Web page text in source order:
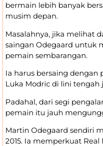
bermain lebih banyak
musim depan.
Masalahnya, jika melihat
saingan Odegaard untuk
pemain sembarangan.
Ia harus bersaing dengan
Luka Modric di lini
Padahal, dari segi
pemain itu jauh
Martin Odegaard sendiri
2015. Ia memperkuat